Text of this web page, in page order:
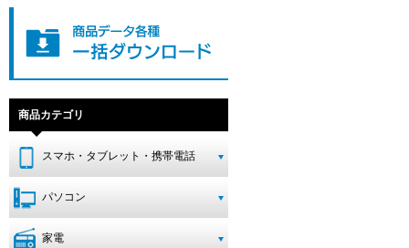
商品カテゴリ
スマホ・タブレット・携帯電話
パソコン
家電